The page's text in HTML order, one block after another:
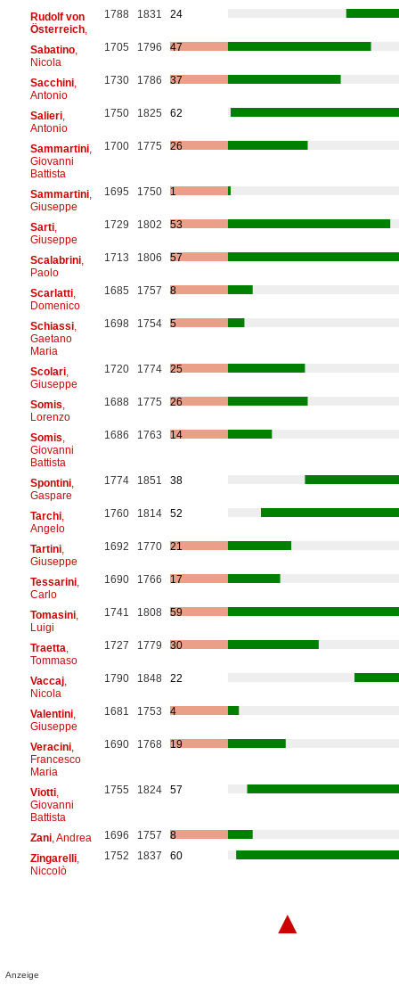
Rudolf von
Österreich,
1788 1831 24
Sabatino,
Nicola
1705 1796 47
Sacchini,
Antonio
1730 1786 37
Salieri,
Antonio
1750 1825 62
Sammartini,
Giovanni
Battista
1700 1775 26
Sammartini,
Giuseppe
1695 1750 1
Sarti,
Giuseppe
1729 1802 53
Scalabrini,
Paolo
1713 1806 57
Scarlatti,
Domenico
1685 1757 8
Schiassi,
Gaetano
Maria
1698 1754 5
Scolari,
Giuseppe
1720 1774 25
Somis
Lorenzo
1688 1775 26
Somis
Giovanni
Battista
1686 1763 14
Spontini,
Gaspare
1774 1851 38
Tarchi,
Angelo
1760 1814 52
Tartini,
Giuseppe
1692 1770 21
Tessarini,
Carlo
1690 1766 17
Tomasini,
Luigi
1741 1808 59
Traetta
Tommaso
1727 1779 30
Vaccaj,
Nicola
1790 1848 22
Valentini,
Giuseppe
1681 1753 4
Veracini,
Francesco
Maria
1690 1768 19
Viotti,
Giovanni
Battista
1755 1824 57
Zani, Andrea 1696 1757
8
Zingarelli,
Niccolò
1752 1837 60
▲
Anzeige